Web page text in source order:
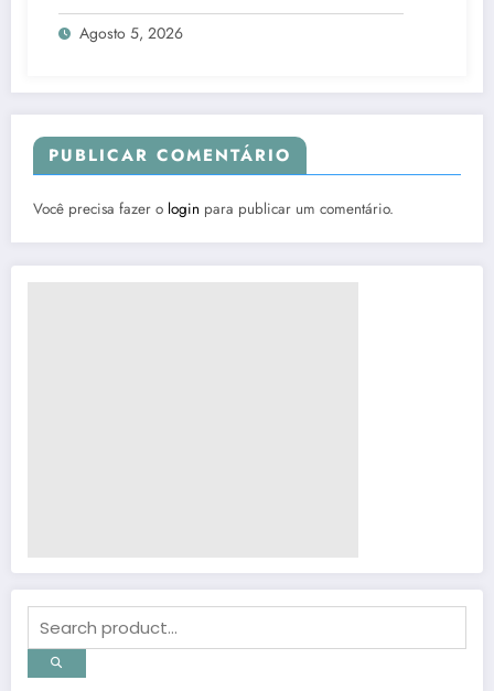
Agosto 5, 2026
PUBLICAR COMENTÁRIO
Você precisa fazer o login para publicar um comentário.